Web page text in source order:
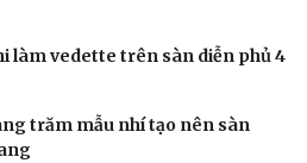
làm vedette trên sàn diễn phủ 4
trăm mẫu nhí tạo nên sàn